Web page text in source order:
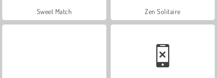
Sweet Match Zen Solitaire